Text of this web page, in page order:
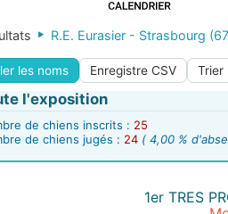
R.E. Eurasier - Strasbourg
les noms Enregistre CSV Trier
l'exposition
de chiens inscrits : 25
de chiens jugés : 24 ( 4,00 %
1er TRES